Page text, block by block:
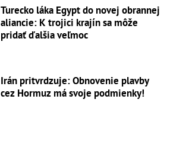
Turecko láka Egypt do novej obrannej
aliancie: K trojici krajín sa môže
pridať ďalšia veľmoc
Irán pritvrdzuje: Obnovenie plavby
cez Hormuz má svoje podmienky!